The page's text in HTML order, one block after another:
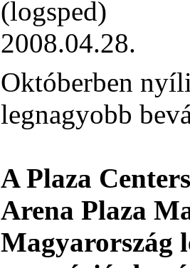
(logsped)
2008.04.28.
Októberben
legnagyobb
A Plaza
Arena Plaza
Magyarország